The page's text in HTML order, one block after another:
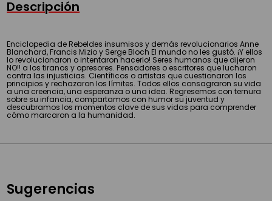
Descripción
Enciclopedia de Rebeldes insumisos y demás revolucionarios Anne
Blanchard, Francis Mizio y Serge Bloch El mundo no les gustó. ¡Y ellos
lo revolucionaron o intentaron hacerlo! Seres humanos que dijeron
NO!! a los tiranos y opresores. Pensadores o escritores que lucharon
contra las injusticias. Científicos o artistas que cuestionaron los
principios y rechazaron los límites. Todos ellos consagraron su vida
a una creencia, una esperanza o una idea. Regresemos con ternura
sobre su infancia, compartamos con humor su juventud y
descubramos los momentos clave de sus vidas para comprender
cómo marcaron a la humanidad.
Sugerencias